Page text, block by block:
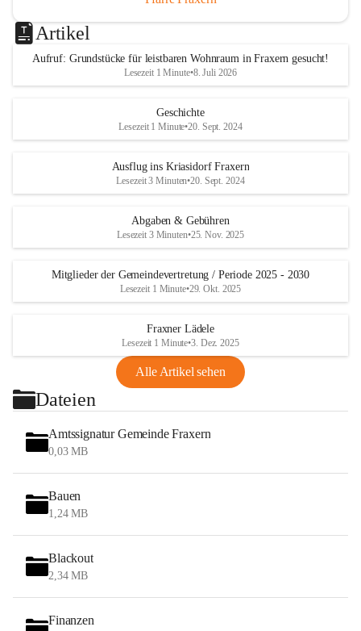
Artikel
Aufruf: Grundstücke für leistbaren Wohnraum in Fraxern gesucht!
Lesezeit 1 Minute•8. Juli 2026
Geschichte
Lesezeit 1 Minute•20. Sept. 2024
Ausflug ins Kriasidorf Fraxern
Lesezeit 3 Minuten•20. Sept. 2024
Abgaben & Gebühren
Lesezeit 3 Minuten•25. Nov. 2025
Mitglieder der Gemeindevertretung / Periode 2025 - 2030
Lesezeit 1 Minute•29. Okt. 2025
Fraxner Lädele
Lesezeit 1 Minute•3. Dez. 2025
Alle Artikel sehen
Dateien
Amtssignatur Gemeinde Fraxern
0,03 MB
Bauen
1,24 MB
Blackout
2,34 MB
Finanzen